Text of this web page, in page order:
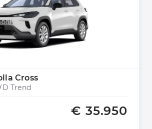
Cross
Trend
€ 35.950